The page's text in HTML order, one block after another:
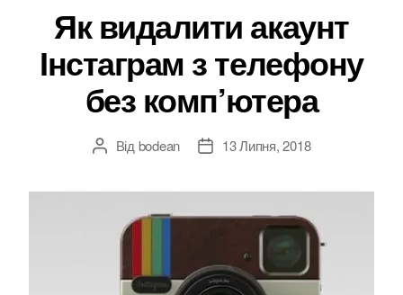
Як видалити акаунт
Інстаграм з телефону
без комп’ютера
Автор
Від bodean
Дата13 Липня, 2018